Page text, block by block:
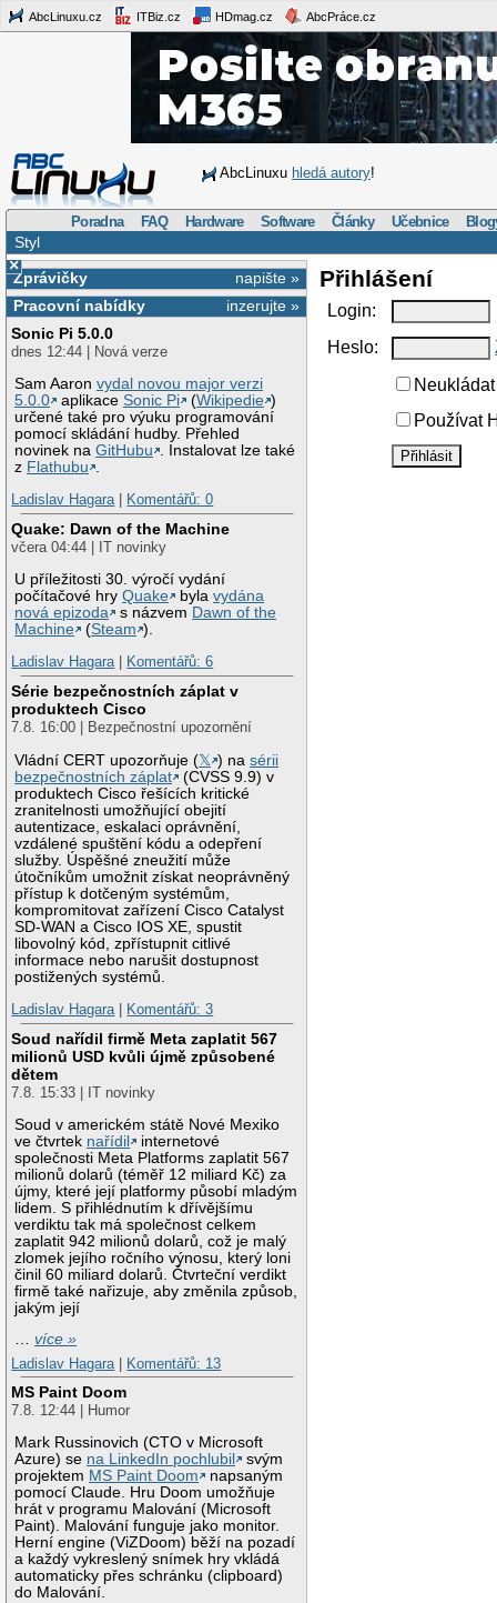
AbcLinuxu.cz ITBiz.cz HDmag.cz AbcPráce.cz
AbcLinuxu hledá autory!
Poradna FAQ Hardware Software Články Učebnice
Styl
×
napište »
Zprávičky
inzerujte »
Pracovní nabídky
Sonic Pi 5.0.0
dnes 12:44 | Nová verze
Sam Aaronvydal novou major verzi
5.0.0
aplikaceSonic Pi (Wikipedie )
určené také pro výuku programování
pomocí skládání hudby. Přehled
novinek naGitHubu
. Instalovat lze také
z Flathubu
Ladislav Hagara| Komentářů: 0
Quake: Dawn of the Machine
včera 04:44 | IT novinky
U příležitosti 30. výročí vydání
počítačové hryQuake bylavydána
nová epizoda
s názvem Dawn of the
Machine
(Steam ).
Ladislav Hagara| Komentářů: 6
Série bezpečnostních záplat v
produktech Cisco
7.8. 16:00 | Bezpečnostní upozornění
Vládní CERT upozorňuje (𝕏 ) nasérii
bezpečnostních záplat
(CVSS 9.9) v
produktech Cisco řešících kritické
zranitelnosti umožňující obejití
autentizace, eskalaci oprávnění,
vzdálené spuštění kódu a odepření
služby. Úspěšné zneužití může
útočníkům umožnit získat neoprávněný
přístup k dotčeným systémům,
kompromitovat zařízení Cisco Catalyst
SD-WAN a Cisco IOS XE, spustit
libovolný kód, zpřístupnit citlivé
informace nebo narušit dostupnost
postižených systémů.
Ladislav Hagara| Komentářů: 3
Soud nařídil firmě Meta zaplatit 567
milionů USD kvůli újmě způsobené
dětem
7.8. 15:33 | IT novinky
Soud v americkém státě Nové Mexiko
ve čtvrtek nařídil
internetové
společnosti Meta Platforms zaplatit 567
milionů dolarů (téměř 12 miliard Kč) za
újmy, které její platformy působí mladým
lidem. S přihlédnutím k dřívějšímu
verdiktu tak má společnost celkem
zaplatit 942 milionů dolarů, což je malý
zlomek jejího ročního výnosu, který loni
činil 60 miliard dolarů. Čtvrteční verdikt
firmě také nařizuje, aby změnila způsob,
jakým její
…více »
Ladislav Hagara
Komentářů: 13
MS Paint Doom
7.8. 12:44 | Humor
Mark Russinovich (CTO v Microsoft
Azure) se na LinkedIn pochlubil
svým
projektem MS Paint Doom
napsaným
pomocí Claude. Hru Doom umožňuje
hrát v programu Malování (Microsoft
Paint). Malování funguje jako monitor.
Herní engine (ViZDoom) běží na pozadí
a každý vykreslený snímek hry vkládá
automaticky přes schránku (clipboard)
do Malování.
Přihlášení
Login:
Heslo:
Používat